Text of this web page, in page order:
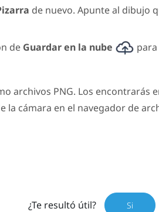
de nuevo. Apunte al dibujo
de Guardar en la nube
archivos PNG. Los encontrarás
la cámara en el navegador de
¿Te resultó útil? Si